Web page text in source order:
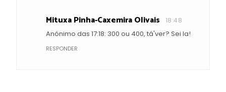
Mituxa Pinha-Caxemira Olivais 18:48
Anónimo das 17:18: 300 ou 400, tá'ver? Sei la!
RESPONDER